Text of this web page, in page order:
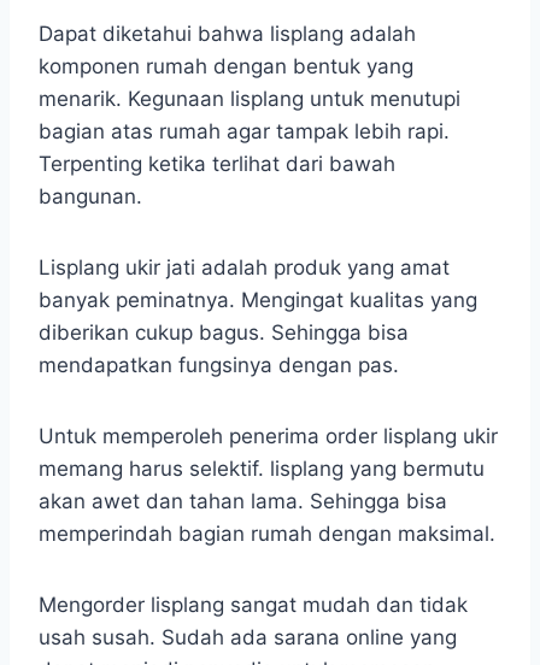
Dapat diketahui bahwa lisplang adalah
komponen rumah dengan bentuk yang
menarik. Kegunaan lisplang untuk menutupi
bagian atas rumah agar tampak lebih rapi.
Terpenting ketika terlihat dari bawah
bangunan.
Lisplang ukir jati adalah produk yang amat
banyak peminatnya. Mengingat kualitas yang
diberikan cukup bagus. Sehingga bisa
mendapatkan fungsinya dengan pas.
Untuk memperoleh penerima order lisplang ukir
memang harus selektif. lisplang yang bermutu
akan awet dan tahan lama. Sehingga bisa
memperindah bagian rumah dengan maksimal.
Mengorder lisplang sangat mudah dan tidak
usah susah. Sudah ada sarana online yang